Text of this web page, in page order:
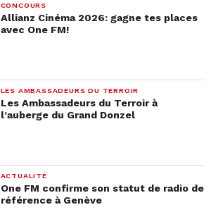
CONCOURS
Allianz Cinéma 2026: gagne tes places
avec One FM!
LES AMBASSADEURS DU TERROIR
Les Ambassadeurs du Terroir à
l’auberge du Grand Donzel
ACTUALITÉ
One FM confirme son statut de radio de
référence à Genève